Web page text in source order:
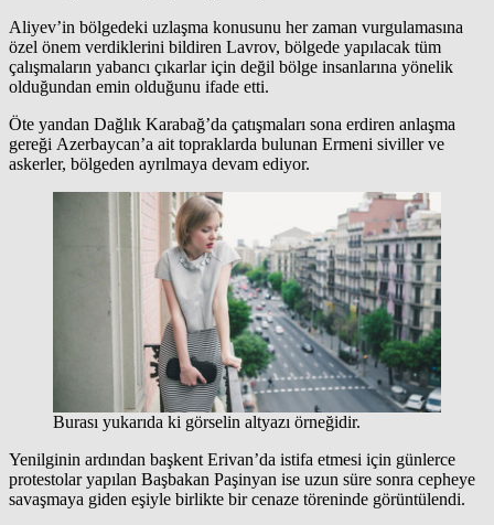
Aliyev’in bölgedeki uzlaşma konusunu her zaman vurgulamasına
özel önem verdiklerini bildiren Lavrov, bölgede yapılacak tüm
çalışmaların yabancı çıkarlar için değil bölge insanlarına yönelik
olduğundan emin olduğunu ifade etti.
Öte yandan Dağlık Karabağ’da çatışmaları sona erdiren anlaşma
gereği Azerbaycan’a ait topraklarda bulunan Ermeni siviller ve
askerler, bölgeden ayrılmaya devam ediyor.
Burası yukarıda ki görselin altyazı örneğidir.
Yenilginin ardından başkent Erivan’da istifa etmesi için günlerce
protestolar yapılan Başbakan Paşinyan ise uzun süre sonra cepheye
savaşmaya giden eşiyle birlikte bir cenaze töreninde görüntülendi.